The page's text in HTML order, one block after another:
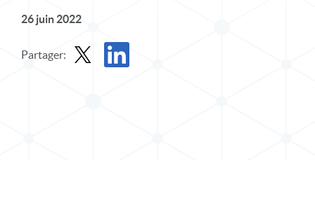
26 juin 2022
Partager: